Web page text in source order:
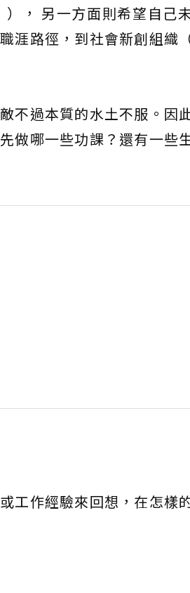
， 另一方面則希望自己
涯路徑，到社會新創組織
不過本質的水土不服。因
做哪一些功課？還有一些
工作經驗來回想，在怎樣